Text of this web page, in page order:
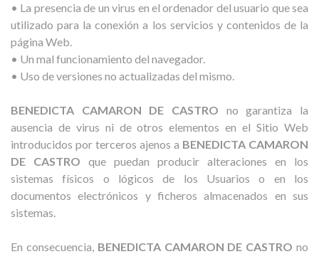
• La presencia de un virus en el ordenador del usuario que sea
utilizado para la conexión a los servicios y contenidos de la
página Web.
• Un mal funcionamiento del navegador.
• Uso de versiones no actualizadas del mismo.
BENEDICTA CAMARON DE CASTRO no garantiza la
ausencia de virus ni de otros elementos en el Sitio Web
introducidos por terceros ajenos a BENEDICTA CAMARON
DE CASTRO que puedan producir alteraciones en los
sistemas físicos o lógicos de los Usuarios o en los
documentos electrónicos y ficheros almacenados en sus
sistemas.
En consecuencia, BENEDICTA CAMARON DE CASTRO no